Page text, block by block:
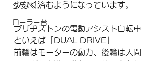
グラベル
ローラー台
少なく済むようになっています。
ブリヂストンの電動アシスト自転車
といえば「DUAL DRIVE」
前輪はモーターの動力、後輪は人間